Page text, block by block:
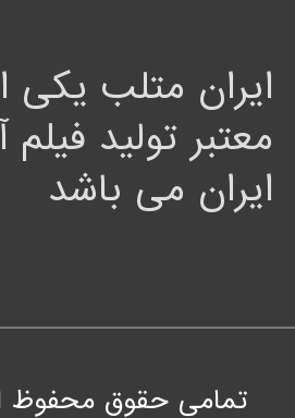
ایران متلب یکی
معتبر تولید
ایران می باشد